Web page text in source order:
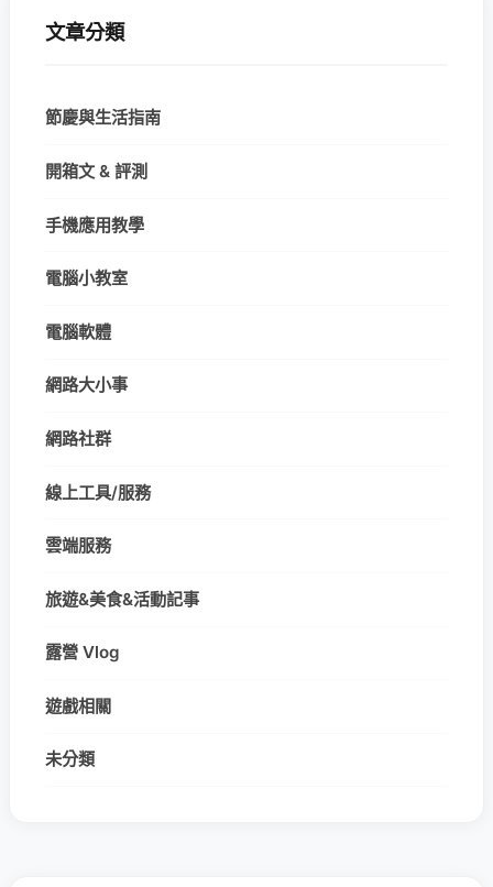
文章分類
節慶與生活指南
開箱文 & 評測
手機應用教學
電腦小教室
電腦軟體
網路大小事
網路社群
線上工具/服務
雲端服務
旅遊&美食&活動記事
露營 Vlog
遊戲相關
未分類